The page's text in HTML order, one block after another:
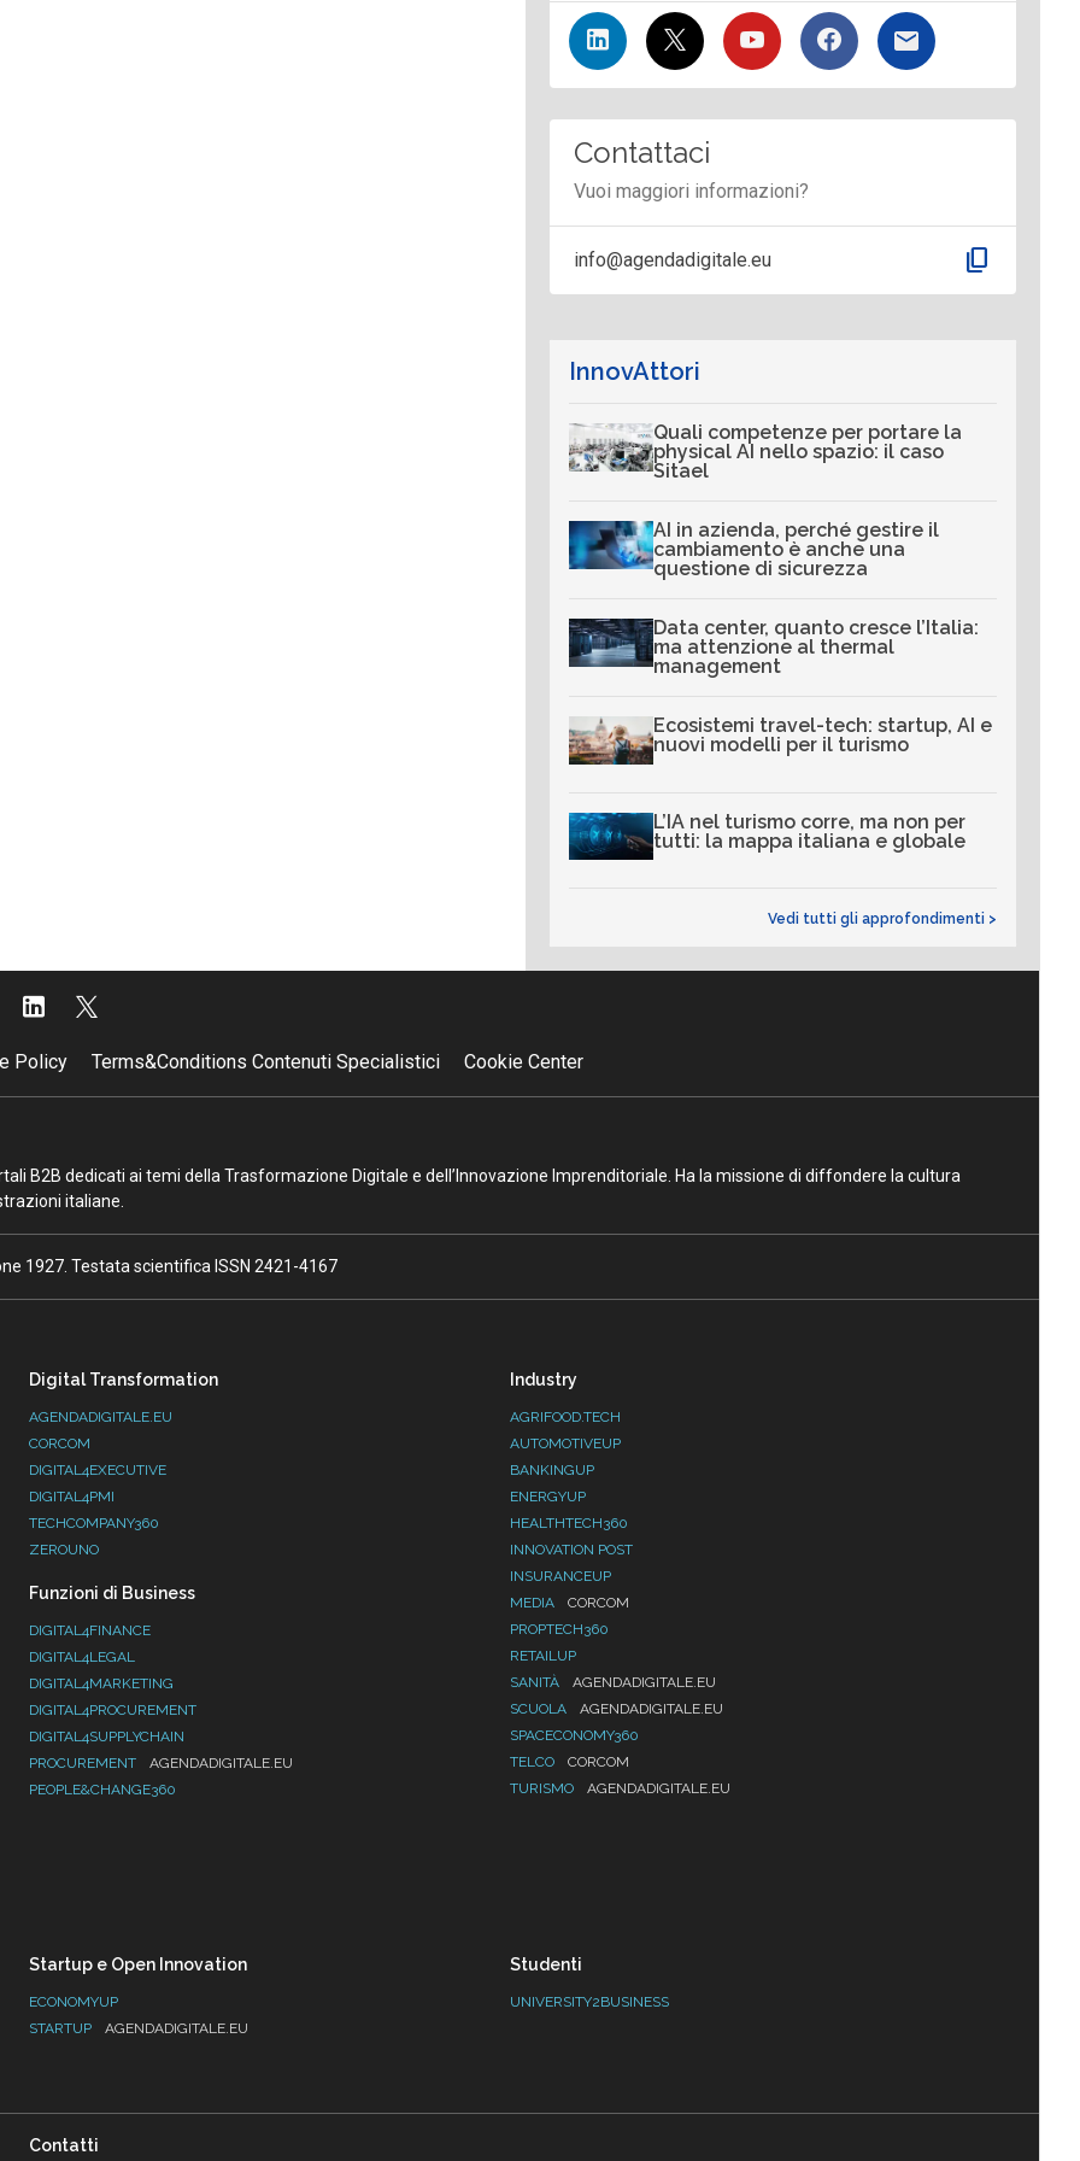
Contattaci
Vuoi maggiori informazioni?
info@agendadigitale.eu content_copy
InnovAttori
Quali competenze per portare la
physical AI nello spazio: il caso
Sitael
AI in azienda, perché gestire il
cambiamento è anche una
questione di sicurezza
Data center, quanto cresce l’Italia:
ma attenzione al thermal
management
Ecosistemi travel-tech: startup, AI e
nuovi modelli per il turismo
L’IA nel turismo corre, ma non per
tutti: la mappa italiana e globale
Vedi tutti gli approfondimenti >
Policy Terms&Conditions Contenuti Specialistici Cookie Center
B2B dedicati ai temi della Trasformazione Digitale e dell’Innovazione Imprenditoriale. Ha la missione di diffondere la cultura
italiane.
1927. Testata scientifica ISSN 2421-4167
Digital Transformation
AGENDADIGITALE.EU
CORCOM
DIGITAL4EXECUTIVE
DIGITAL4PMI
TECHCOMPANY360
ZEROUNO
Funzioni di Business
DIGITAL4FINANCE
DIGITAL4LEGAL
DIGITAL4MARKETING
DIGITAL4PROCUREMENT
DIGITAL4SUPPLYCHAIN
PROCUREMENT
AGENDADIGITALE.EU
PEOPLE&CHANGE360
Industry
AGRIFOOD.TECH
AUTOMOTIVEUP
BANKINGUP
ENERGYUP
HEALTHTECH360
INNOVATION POST
INSURANCEUP
MEDIA
CORCOM
PROPTECH360
RETAILUP
SANITÀ
AGENDADIGITALE.EU
SCUOLA
AGENDADIGITALE.EU
SPACECONOMY360
TELCO
CORCOM
TURISMO
AGENDADIGITALE.EU
Startup e Open Innovation
ECONOMYUP
STARTUP
AGENDADIGITALE.EU
Studenti
UNIVERSITY2BUSINESS
Contatti